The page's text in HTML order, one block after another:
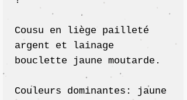
Cousu en liège pailleté
argent et lainage
bouclette jaune moutarde.
Couleurs dominantes: jaune